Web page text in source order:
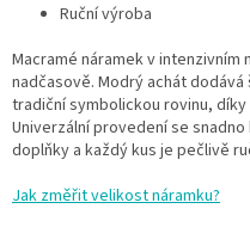
Ruční výroba
Macramé náramek v
nadčasově. Modrý achát
tradiční symbolickou rovinu,
Univerzální provedení se
doplňky a každý kus je pečlivě
Jak změřit velikost náramku?